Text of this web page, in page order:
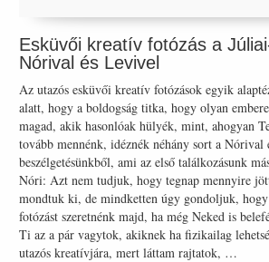
Esküvői kreatív fotózás a
Nórival és Levivel
Az utazós esküvői kreatív fotózások egyik
alatt, hogy a boldogság titka, hogy olyan
magad, akik hasonlóak hülyék, mint, ahogyan
tovább mennénk, idéznék néhány sort a
beszélgetésünkből, ami az első találkozásunk
Nóri: Azt nem tudjuk, hogy tegnap mennyire
mondtuk ki, de mindketten úgy gondoljuk,
fotózást szeretnénk majd, ha még Neked is
Ti az a pár vagytok, akiknek ha fizikailag
utazós kreatívjára, mert láttam rajtatok, …